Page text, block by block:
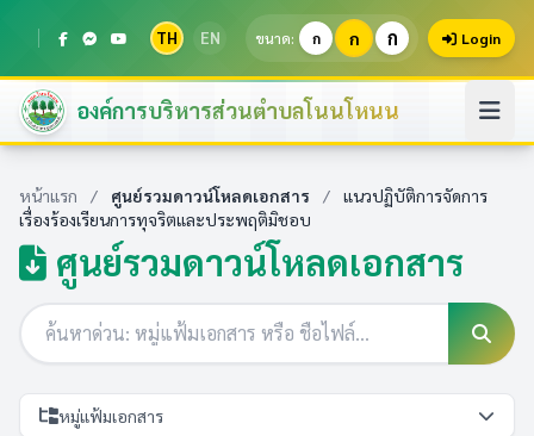
TH EN ขนาด: ก ก ก Login
องค์การบริหารส่วนตำบลโนนโหนน
หน้าแรก / ศูนย์รวมดาวน์โหลดเอกสาร /
แนวปฏิบัติการจัดการ
เรื่องร้องเรียนการทุจริตและประพฤติมิชอบ
ศูนย์รวมดาวน์โหลดเอกสาร
หมู่แฟ้มเอกสาร